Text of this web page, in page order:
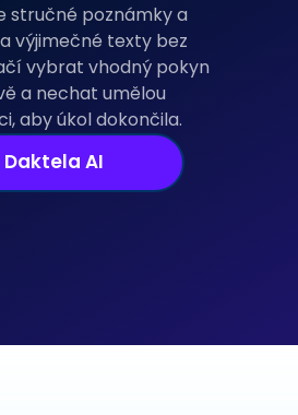
stručné poznámky a
výjimečné texty bez
vybrat vhodný pokyn
a nechat umělou
aby úkol dokončila.
Daktela AI